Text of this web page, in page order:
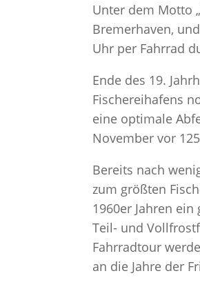
Unter dem Motto
Bremerhaven,
Uhr per Fahrrad
Ende des 19.
Fischereihafens
eine optimale
November vor
Bereits nach
zum größten
1960er Jahren
Teil- und
Fahrradtour
an die Jahre der